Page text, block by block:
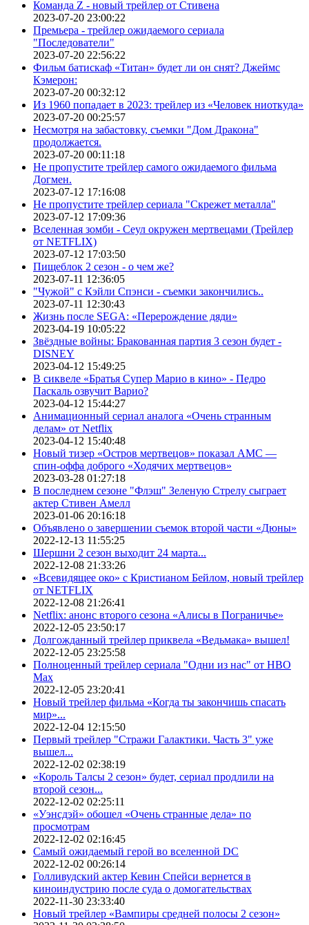
Команда Z - новый трейлер от Стивена
2023-07-20 23:00:22
Премьера - трейлер ожидаемого сериала
"Последователи"
2023-07-20 22:56:22
Фильм батискаф «Титан» будет ли он снят? Джеймс
Кэмерон:
2023-07-20 00:32:12
Из 1960 попадает в 2023: трейлер из «Человек ниоткуда»
2023-07-20 00:25:57
Несмотря на забастовку, съемки "Дом Дракона"
продолжается.
2023-07-20 00:11:18
Не пропустите трейлер самого ожидаемого фильма
Догмен.
2023-07-12 17:16:08
Не пропустите трейлер сериала "Скрежет металла"
2023-07-12 17:09:36
Вселенная зомби - Сеул окружен мертвецами (Трейлер
от NETFLIX)
2023-07-12 17:03:50
Пищеблок 2 сезон - о чем же?
2023-07-11 12:36:05
"Чужой" с Кэйли Спэнси - съемки закончились..
2023-07-11 12:30:43
Жизнь после SEGA: «Перерождение дяди»
2023-04-19 10:05:22
Звёздные войны: Бракованная партия 3 сезон будет -
DISNEY
2023-04-12 15:49:25
В сиквеле «Братья Супер Марио в кино» - Педро
Паскаль озвучит Варио?
2023-04-12 15:44:27
Анимационный сериал аналога «Очень странным
делам» от Netflix
2023-04-12 15:40:48
Новый тизер «Остров мертвецов» показал АМС —
спин-оффа доброго «Ходячих мертвецов»
2023-03-28 01:27:18
В последнем сезоне "Флэш" Зеленую Стрелу сыграет
актер Стивен Амелл
2023-01-06 20:16:18
Объявлено о завершении съемок второй части «Дюны»
2022-12-13 11:55:25
Шершни 2 сезон выходит 24 марта...
2022-12-08 21:33:26
«Всевидящее око» с Кристианом Бейлом, новый трейлер
от NETFLIX
2022-12-08 21:26:41
Netflix: анонс второго сезона «Алисы в Пограничье»
2022-12-05 23:50:17
Долгожданный трейлер приквела «Ведьмака» вышел!
2022-12-05 23:25:58
Полноценный трейлер сериала "Одни из нас" от HBO
Max
2022-12-05 23:20:41
Новый трейлер фильма «Когда ты закончишь спасать
мир»...
2022-12-04 12:15:50
Первый трейлер "Стражи Галактики. Часть 3" уже
вышел...
2022-12-02 02:38:19
«Король Талсы 2 сезон» будет, сериал продлили на
второй сезон...
2022-12-02 02:25:11
«Уэнсдэй» обошел «Очень странные дела» по
просмотрам
2022-12-02 02:16:45
Самый ожидаемый герой во вселенной DC
2022-12-02 00:26:14
Голливудский актер Кевин Спейси вернется в
киноиндустрию после суда о домогательствах
2022-11-30 23:33:40
Новый трейлер «Вампиры средней полосы 2 сезон»